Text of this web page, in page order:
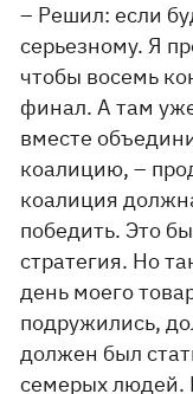
– Решил: если
серьезному. Я
чтобы восемь
финал. А там
вместе
коалицию, –
коалиция
победить. Это
стратегия. Но
день моего
подружились,
должен был
семерых людей.